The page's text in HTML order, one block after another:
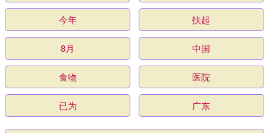
今年 扶起
8月 中国
食物 医院
已为 广东